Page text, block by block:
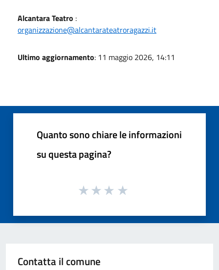
Alcantara Teatro :
organizzazione@alcantarateatroragazzi.it
Ultimo aggiornamento: 11 maggio 2026, 14:11
Quanto sono chiare le informazioni
su questa pagina?
Contatta il comune